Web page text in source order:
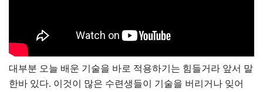
대부분 오늘 배운 기술을 바로 적용하기는 힘들거라 앞서 말
한바 있다. 이것이 많은 수련생들이 기술을 버리거나 잊어